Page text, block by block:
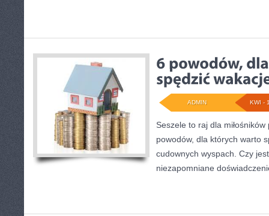
KWI -
ADMIN
Seszele to raj dla
powodów, dla których warto
cudownych wyspach. Czy
niezapomniane